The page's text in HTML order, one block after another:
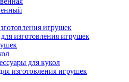
игрушек
изготовления игрушек
для кукол
изготовления игрушек